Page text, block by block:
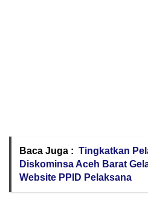
Baca Juga : Tingkatkan
Diskominsa Aceh Barat
Website PPID Pelaksana